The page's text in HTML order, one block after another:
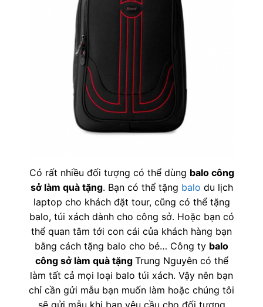
Có rất nhiều đối tượng có thể dùng balo công
sở làm quà tặng. Bạn có thể tặng balo du lịch
laptop cho khách đặt tour, cũng có thể tặng
balo, túi xách dành cho công sở. Hoặc bạn có
thể quan tâm tới con cái của khách hàng bạn
bằng cách tặng balo cho bé… Công ty balo
công sở làm quà tặng Trung Nguyên có thể
làm tất cả mọi loại balo túi xách. Vậy nên bạn
chỉ cần gửi mẫu bạn muốn làm hoặc chúng tôi
sẽ gửi mẫu khi bạn yêu cầu cho đối tượng